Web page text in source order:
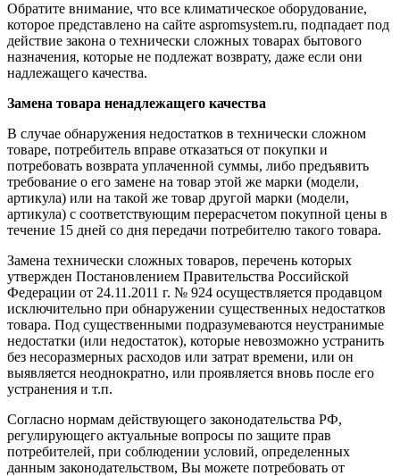
Обратите внимание, что все климатическое оборудование,
которое представлено на сайте aspromsystem.ru, подпадает под
действие закона о технически сложных товарах бытового
назначения, которые не подлежат возврату, даже если они
надлежащего качества.
Замена товара ненадлежащего качества
В случае обнаружения недостатков в технически сложном
товаре, потребитель вправе отказаться от покупки и
потребовать возврата уплаченной суммы, либо предъявить
требование о его замене на товар этой же марки (модели,
артикула) или на такой же товар другой марки (модели,
артикула) с соответствующим перерасчетом покупной цены в
течение 15 дней со дня передачи потребителю такого товара.
Замена технически сложных товаров, перечень которых
утвержден Постановлением Правительства Российской
Федерации от 24.11.2011 г. № 924 осуществляется продавцом
исключительно при обнаружении существенных недостатков
товара. Под существенными подразумеваются неустранимые
недостатки (или недостаток), которые невозможно устранить
без несоразмерных расходов или затрат времени, или он
выявляется неоднократно, или проявляется вновь после его
устранения и т.п.
Согласно нормам действующего законодательства РФ,
регулирующего актуальные вопросы по защите прав
потребителей, при соблюдении условий, определенных
данным законодательством, Вы можете потребовать от